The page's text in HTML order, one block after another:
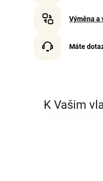
Výměna a
Máte
K Vašim